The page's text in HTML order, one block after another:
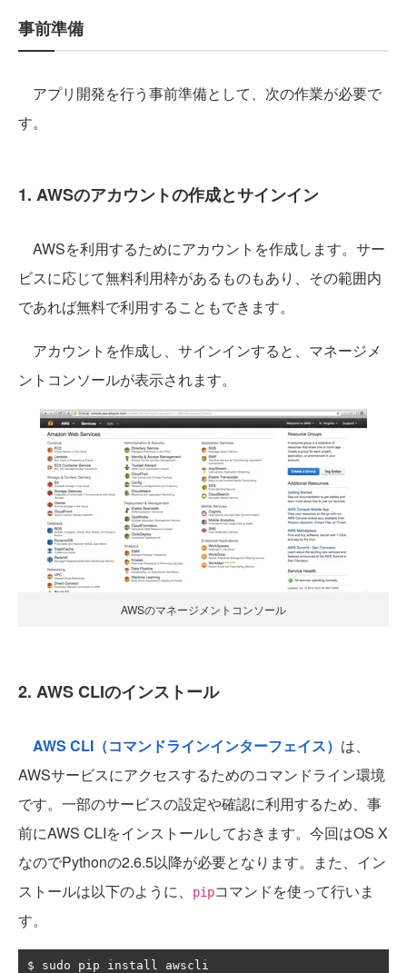
事前準備
アプリ開発を行う事前準備として、次の作業が必要で
す。
1. AWSのアカウントの作成とサインイン
AWSを利用するためにアカウントを作成します。サー
ビスに応じて無料利用枠があるものもあり、その範囲内
であれば無料で利用することもできます。
アカウントを作成し、サインインすると、マネージメ
ントコンソールが表示されます。
AWSのマネージメントコンソール
2. AWS CLIのインストール
AWS CLI（コマンドラインインターフェイス） は、
AWSサービスにアクセスするためのコマンドライン環境
です。一部のサービスの設定や確認に利用するため、事
前にAWS CLIをインストールしておきます。今回はOS X
なのでPythonの2.6.5以降が必要となります。また、イン
ストールは以下のように、
pipコマンドを使って行いま
す。
$ sudo pip install awscli